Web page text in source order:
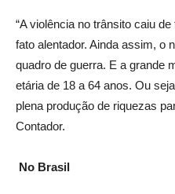
“A violência no trânsito caiu
fato alentador. Ainda assim, o
quadro de guerra. E a grande
etária de 18 a 64 anos. Ou
plena produção de riquezas
Contador.
No Brasil